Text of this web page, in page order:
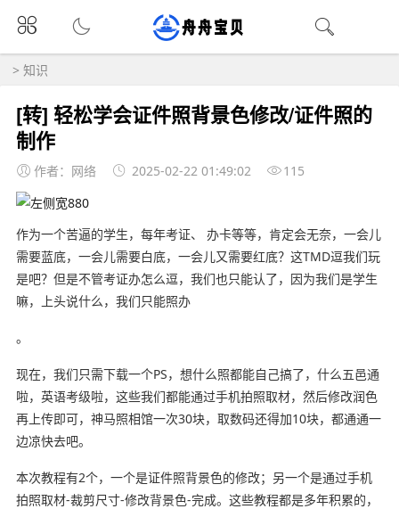
> 知识
[转] 轻松学会证件照背景色修改/证件照的
制作
作者：网络 2025-02-22 01:49:02 115
作为一个苦逼的学生，每年考证、 办卡等等，肯定会无奈，一会儿
需要蓝底，一会儿需要白底，一会儿又需要红底？这TMD逗我们玩
是吧？但是不管考证办怎么逗，我们也只能认了，因为我们是学生
嘛，上头说什么，我们只能照办
。
现在，我们只需下载一个PS，想什么照都能自己搞了，什么五邑通
啦，英语考级啦，这些我们都能通过手机拍照取材，然后修改润色
再上传即可，神马照相馆一次30块，取数码还得加10块，都通通一
边凉快去吧。
本次教程有2个，一个是证件照背景色的修改；另一个是通过手机
拍照取材-裁剪尺寸-修改背景色-完成。这些教程都是多年积累的，